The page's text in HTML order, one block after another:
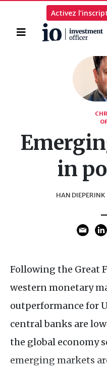
Accueil
Activez
in
HAN DIEPERINK
Following the Great
western monetary
outperformance for
central banks are
the global economy
emerging markets